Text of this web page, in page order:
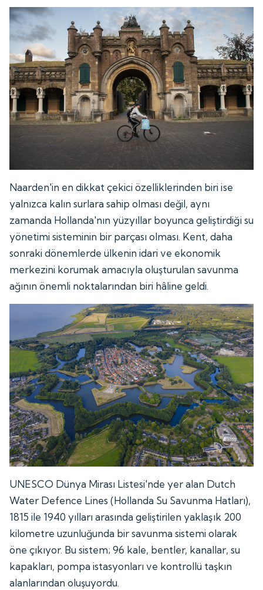
Naarden'in en dikkat çekici özelliklerinden biri ise
yalnızca kalın surlara sahip olması değil, aynı
zamanda Hollanda'nın yüzyıllar boyunca geliştirdiği su
yönetimi sisteminin bir parçası olması. Kent, daha
sonraki dönemlerde ülkenin idari ve ekonomik
merkezini korumak amacıyla oluşturulan savunma
ağının önemli noktalarından biri hâline geldi.
UNESCO Dünya Mirası Listesi'nde yer alan Dutch
Water Defence Lines (Hollanda Su Savunma Hatları),
1815 ile 1940 yılları arasında geliştirilen yaklaşık 200
kilometre uzunluğunda bir savunma sistemi olarak
öne çıkıyor. Bu sistem; 96 kale, bentler, kanallar, su
kapakları, pompa istasyonları ve kontrollü taşkın
alanlarından oluşuyordu.